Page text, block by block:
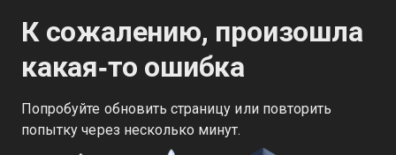
К сожалению, произошла
какая‑то ошибка
Попробуйте обновить страницу или повторить
попытку через несколько минут.